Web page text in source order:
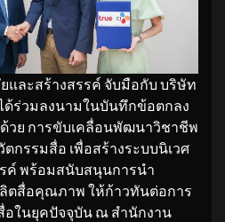
ละสร้างสรรค์ จับมือกับ บริษัท
ด้ร่วมลงนามในบันทึกข้อตกลง
วย การขับเคลื่อนพัฒนาวิชาชีพ
กรรมสื่อ เพื่อสร้างระบบนิเวศ
ค์ พร้อมสนับสนุนการนำ
ตสื่อคุณภาพ ให้ก้าวทันต่อการ
อในยุคปัจจุบัน ณ สำนักงาน